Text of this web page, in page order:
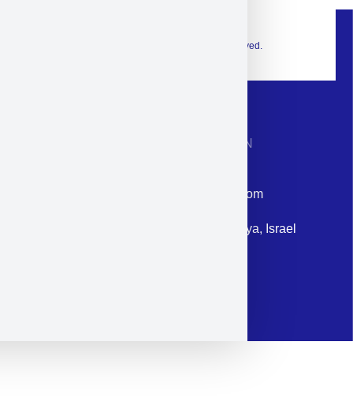
© 2026 Exclusive interior. All Rights Reserved.
CONTACT INFORMATION
Email: corporate@militram.com
Address: 87 Harav Kook St. Herzliya, Israel